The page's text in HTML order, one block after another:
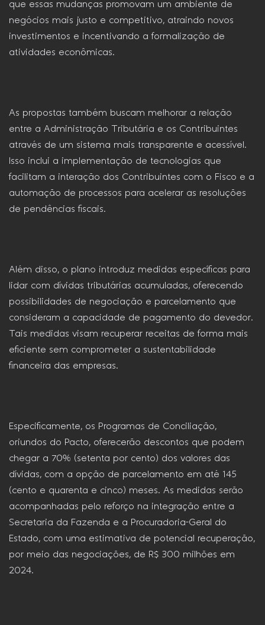
que essas mudanças promovam um ambiente de
negócios mais justo e competitivo, atraindo novos
investimentos e incentivando a formalização de
atividades econômicas.
As propostas também buscam melhorar a relação
entre a Administração Tributária e os Contribuintes
através de um sistema mais transparente e acessível.
Isso inclui a implementação de tecnologias que
facilitam a interação dos Contribuintes com o Fisco e a
automação de processos para acelerar as resoluções
de pendências fiscais.
Além disso, o plano introduz medidas específicas para
lidar com dívidas tributárias acumuladas, oferecendo
possibilidades de negociação e parcelamento que
consideram a capacidade de pagamento do devedor.
Tais medidas visam recuperar receitas de forma mais
eficiente sem comprometer a sustentabilidade
financeira das empresas.
Especificamente, os Programas de Conciliação,
oriundos do Pacto, oferecerão descontos que podem
chegar a 70% (setenta por cento) dos valores das
dívidas, com a opção de parcelamento em até 145
(cento e quarenta e cinco) meses. As medidas serão
acompanhadas pelo reforço na integração entre a
Secretaria da Fazenda e a Procuradoria-Geral do
Estado, com uma estimativa de potencial recuperação,
por meio das negociações, de R$ 300 milhões em
2024.